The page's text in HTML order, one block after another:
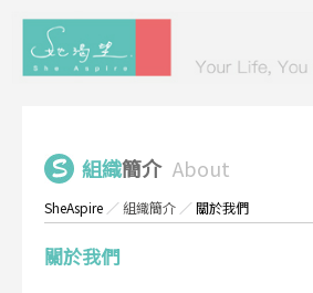
組織簡介 About
SheAspire ／組織簡介 ／關於我們
關於我們